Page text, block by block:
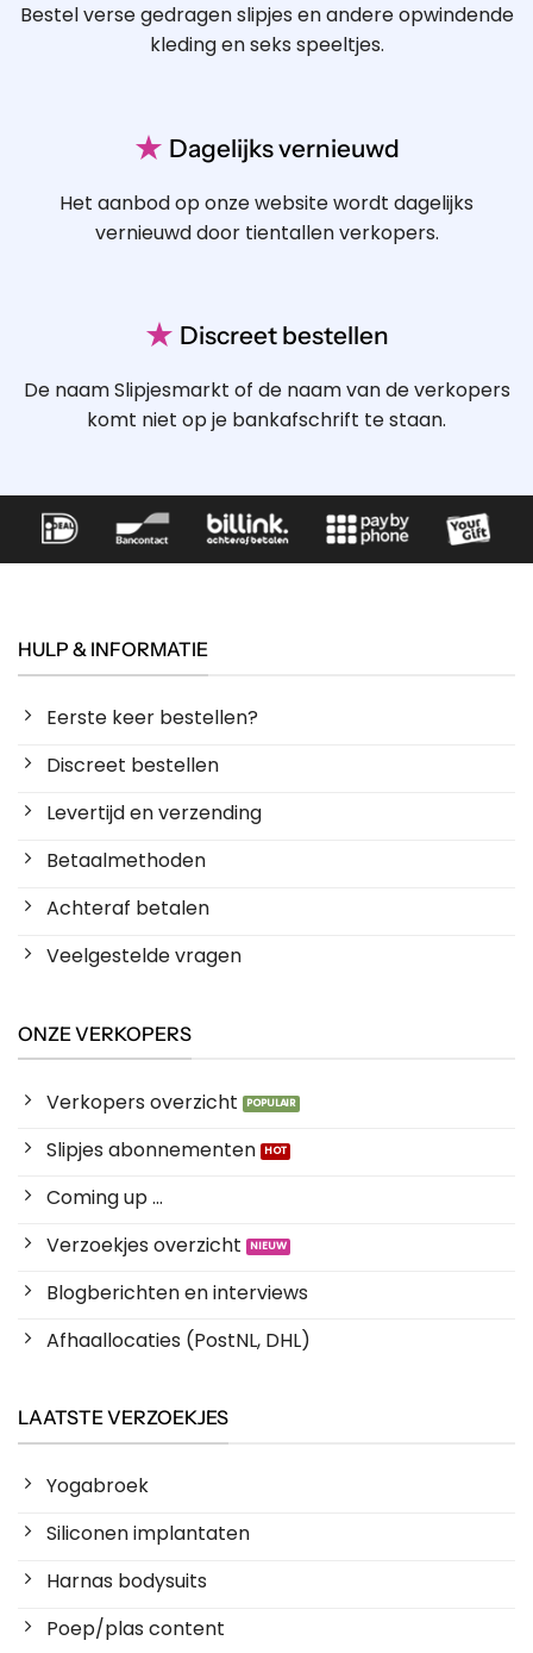
Bestel verse gedragen slipjes en andere opwindende
kleding en seks speeltjes.
★ Dagelijks vernieuwd
Het aanbod op onze website wordt dagelijks
vernieuwd door tientallen verkopers.
★ Discreet bestellen
De naam Slipjesmarkt of de naam van de verkopers
komt niet op je bankafschrift te staan.
HULP & INFORMATIE
Eerste keer bestellen?
Discreet bestellen
Levertijd en verzending
Betaalmethoden
Achteraf betalen
Veelgestelde vragen
ONZE VERKOPERS
Verkopers overzicht
Slipjes abonnementen
Coming up ...
Verzoekjes overzicht
Blogberichten en interviews
Afhaallocaties (PostNL, DHL)
LAATSTE VERZOEKJES
Yogabroek
Siliconen implantaten
Harnas bodysuits
Poep/plas content